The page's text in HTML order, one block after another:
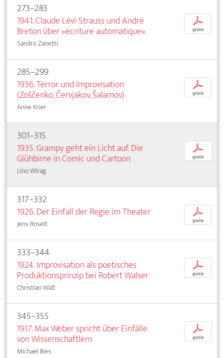
273–283
1941. Claude Lévi-Strauss und André
Breton über »écriture automatique«
Sandro Zanetti
p
gratis
285–299
1936. Terror und Improvisation
(Zoščenko, Červjakov, Šalamov)
Anne Krier
p
gratis
301–315
1935. Grampy geht ein Licht auf. Die
Glühbirne in Comic und Cartoon
Lino Wirag
p
gratis
317–332
1926. Der Einfall der Regie im Theater
Jens Roselt
p
gratis
333–344
1924. Improvisation als poetisches
Produktionsprinzip bei Robert Walser
Christian Walt
p
gratis
345–355
1917. Max Weber spricht über Einfälle
von Wissenschaftlern
Michael Bies
p
gratis